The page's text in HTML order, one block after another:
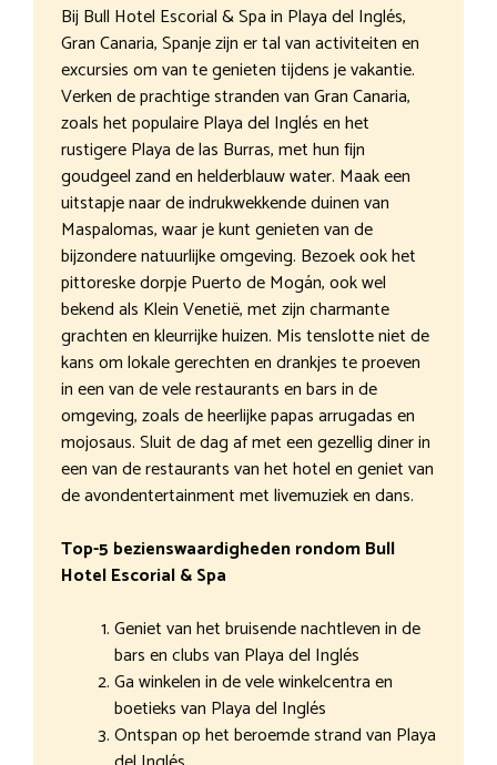
Bij Bull Hotel Escorial & Spa in Playa del Inglés,
Gran Canaria, Spanje zijn er tal van activiteiten en
excursies om van te genieten tijdens je vakantie.
Verken de prachtige stranden van Gran Canaria,
zoals het populaire Playa del Inglés en het
rustigere Playa de las Burras, met hun fijn
goudgeel zand en helderblauw water. Maak een
uitstapje naar de indrukwekkende duinen van
Maspalomas, waar je kunt genieten van de
bijzondere natuurlijke omgeving. Bezoek ook het
pittoreske dorpje Puerto de Mogán, ook wel
bekend als Klein Venetië, met zijn charmante
grachten en kleurrijke huizen. Mis tenslotte niet de
kans om lokale gerechten en drankjes te proeven
in een van de vele restaurants en bars in de
omgeving, zoals de heerlijke papas arrugadas en
mojosaus. Sluit de dag af met een gezellig diner in
een van de restaurants van het hotel en geniet van
de avondentertainment met livemuziek en dans.
Top-5 bezienswaardigheden rondom Bull
Hotel Escorial & Spa
Geniet van het bruisende nachtleven in de
bars en clubs van Playa del Inglés
Ga winkelen in de vele winkelcentra en
boetieks van Playa del Inglés
Ontspan op het beroemde strand van Playa